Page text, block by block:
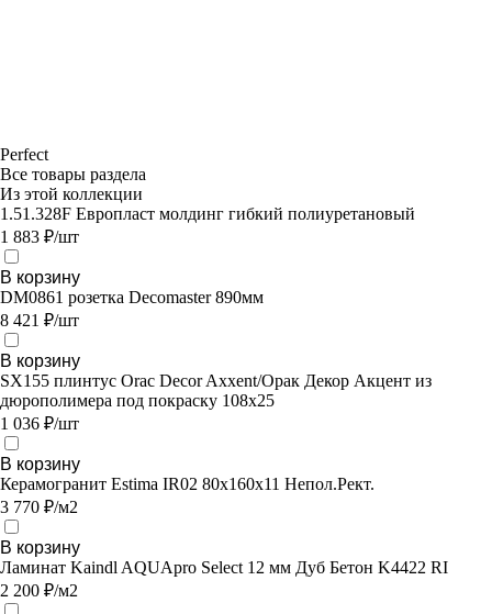
Perfect
Все товары раздела
Из этой коллекции
1.51.328F Европласт молдинг гибкий полиуретановый
1 883 ₽/шт
В корзину
DM0861 розетка Decomaster 890мм
8 421 ₽/шт
В корзину
SX155 плинтус Orac Decor Axxent/Орак Декор Акцент из
дюрополимера под покраску 108x25
1 036 ₽/шт
В корзину
Керамогранит Estima IR02 80x160x11 Непол.Рект.
3 770 ₽/м2
В корзину
Ламинат Kaindl AQUApro Select 12 мм Дуб Бетон K4422 RI
2 200 ₽/м2